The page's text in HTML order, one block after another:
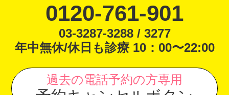
0120-761-901
03-3287-3288 / 3277
年中無休/休日も診療 10：00〜22:00
過去の電話予約の方専用